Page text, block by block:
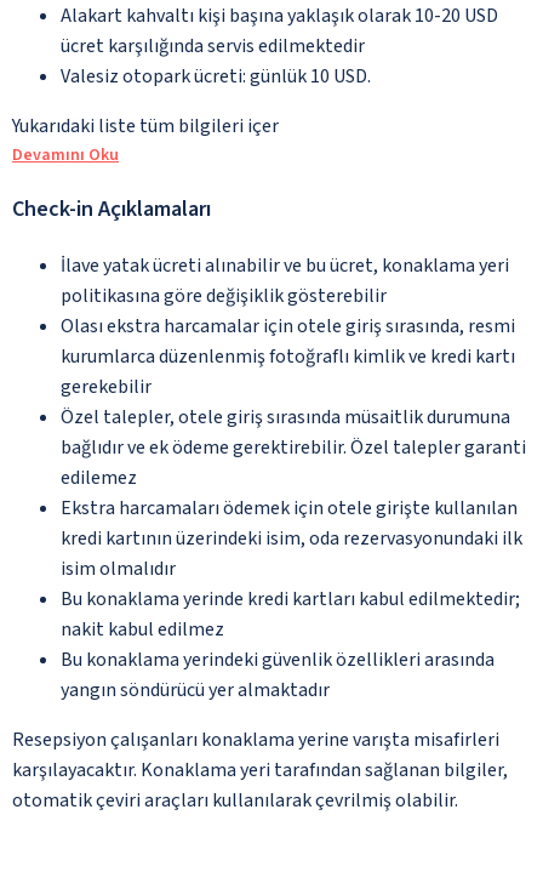
Alakart kahvaltı kişi başına yaklaşık olarak 10-20 USD
ücret karşılığında servis edilmektedir
Valesiz otopark ücreti: günlük 10 USD.
Yukarıdaki liste tüm bilgileri içer
Devamını Oku
Check-in Açıklamaları
İlave yatak ücreti alınabilir ve bu ücret, konaklama yeri
politikasına göre değişiklik gösterebilir
Olası ekstra harcamalar için otele giriş sırasında, resmi
kurumlarca düzenlenmiş fotoğraflı kimlik ve kredi kartı
gerekebilir
Özel talepler, otele giriş sırasında müsaitlik durumuna
bağlıdır ve ek ödeme gerektirebilir. Özel talepler garanti
edilemez
Ekstra harcamaları ödemek için otele girişte kullanılan
kredi kartının üzerindeki isim, oda rezervasyonundaki ilk
isim olmalıdır
Bu konaklama yerinde kredi kartları kabul edilmektedir;
nakit kabul edilmez
Bu konaklama yerindeki güvenlik özellikleri arasında
yangın söndürücü yer almaktadır
Resepsiyon çalışanları konaklama yerine varışta misafirleri
karşılayacaktır. Konaklama yeri tarafından sağlanan bilgiler,
otomatik çeviri araçları kullanılarak çevrilmiş olabilir.